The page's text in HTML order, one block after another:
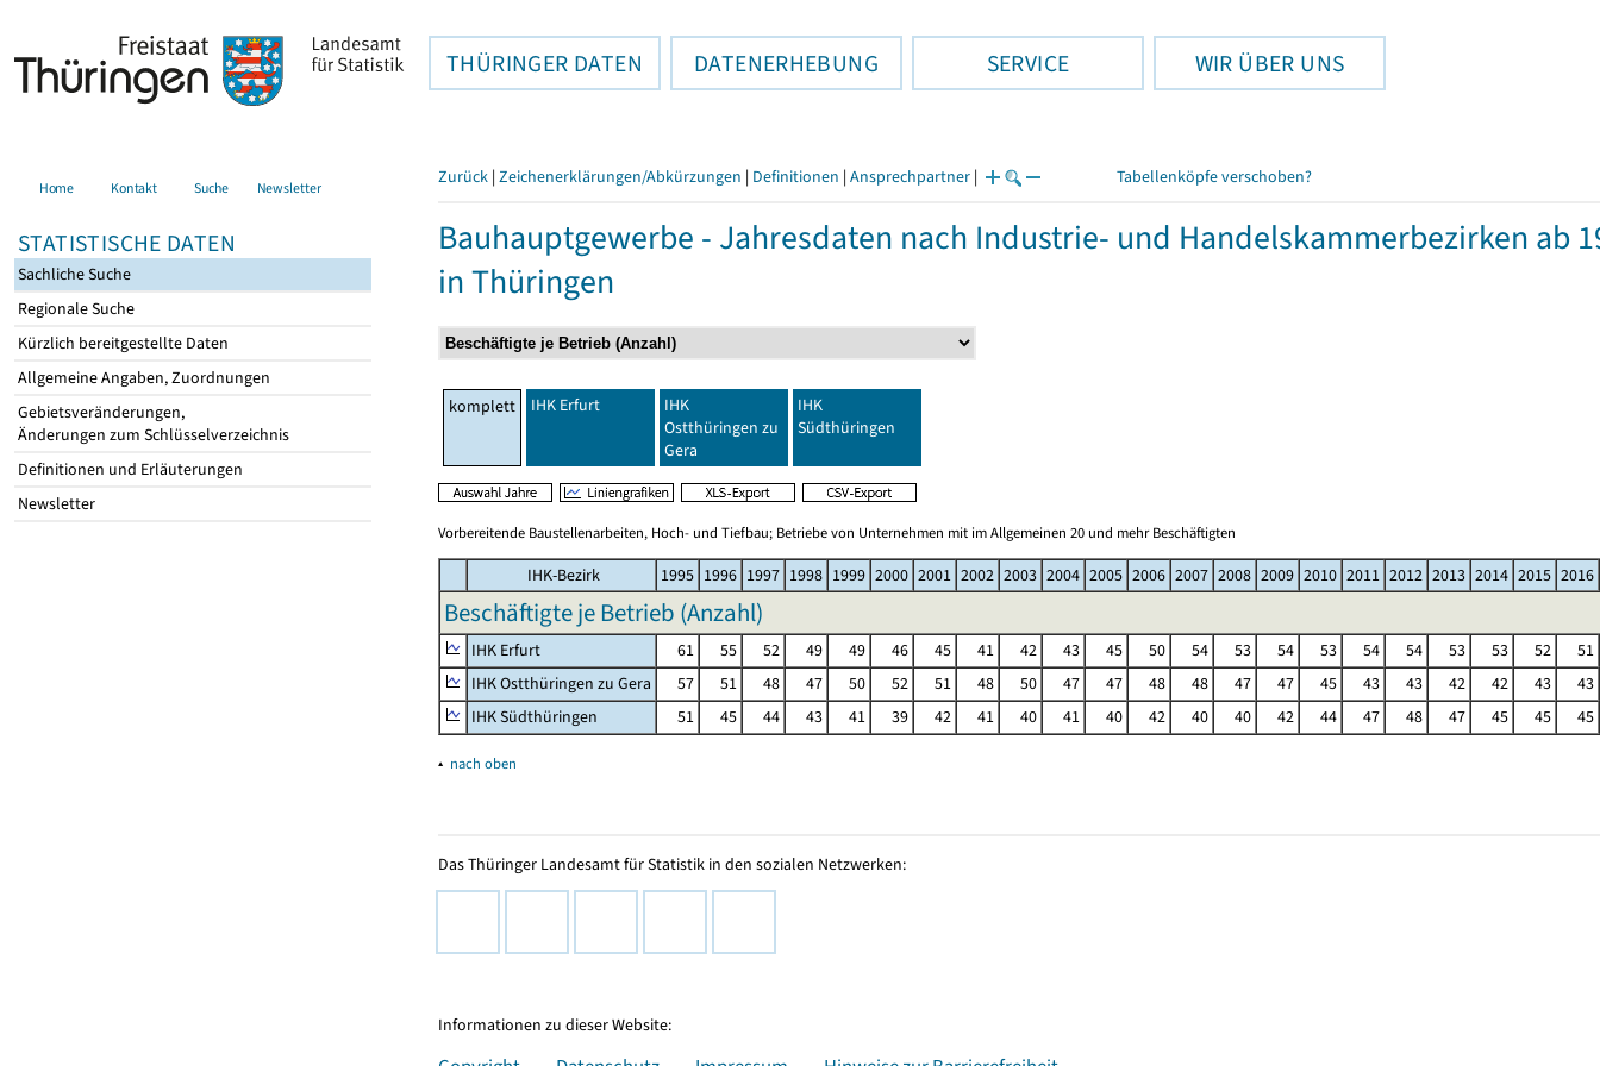
THÜRINGER DATEN DATENERHEBUNG SERVICE WIR ÜBER UNS
Home Kontakt Suche Newsletter
STATISTISCHE DATEN
Sachliche Suche
Regionale Suche
Kürzlich bereitgestellte Daten
Allgemeine Angaben, Zuordnungen
Gebietsveränderungen,
Änderungen zum Schlüsselverzeichnis
Definitionen und Erläuterungen
Newsletter
Zurück | Zeichenerklärungen/Abkürzungen | Definitionen | Ansprechpartner | Tabellenköpfe verschoben?
Bauhauptgewerbe - Jahresdaten nach Industrie- und Handelskammerbezirken ab
in Thüringen
komplett IHK Erfurt
IHK
Ostthüringen zu
Gera
IHK
Südthüringen
Vorbereitende Baustellenarbeiten, Hoch- und Tiefbau; Betriebe von Unternehmen mit im Allgemeinen 20 und mehr Beschäftigten
IHK-Bezirk 1995 1996 1997 1998 1999 2000 2001 2002 2003 2004 2005 2006 2007 2008 2009 2010 2011 2012 2013 2014 2015 2016
Beschäftigte je Betrieb (Anzahl)
IHK Erfurt 61 55 52 49 49 46 45 41 42 43 45 50 54 53 54 53 54 54 53 53 52
51
IHK Ostthüringen zu Gera
57 51 48 47 50 52 51 48 50 47 47 48 48 47 47 45 43 43 42 42 43
43
IHK Südthüringen
51 45 44 43 41 39 42 41 40 41 40 42 40 40 42 44 47 48 47 45 45 45
▴ nach oben
Das Thüringer Landesamt für Statistik in den sozialen Netzwerken:
Informationen zu dieser Website: